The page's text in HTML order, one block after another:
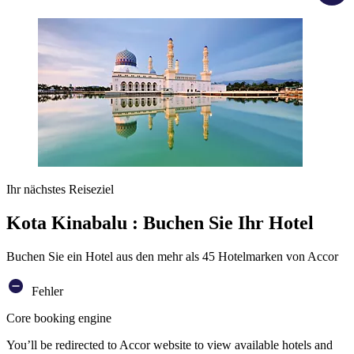
Ihr nächstes Reiseziel
Kota Kinabalu : Buchen Sie Ihr Hotel
Buchen Sie ein Hotel aus den mehr als 45 Hotelmarken von Accor
Fehler
Core booking engine
You’ll be redirected to Accor website to view available hotels and